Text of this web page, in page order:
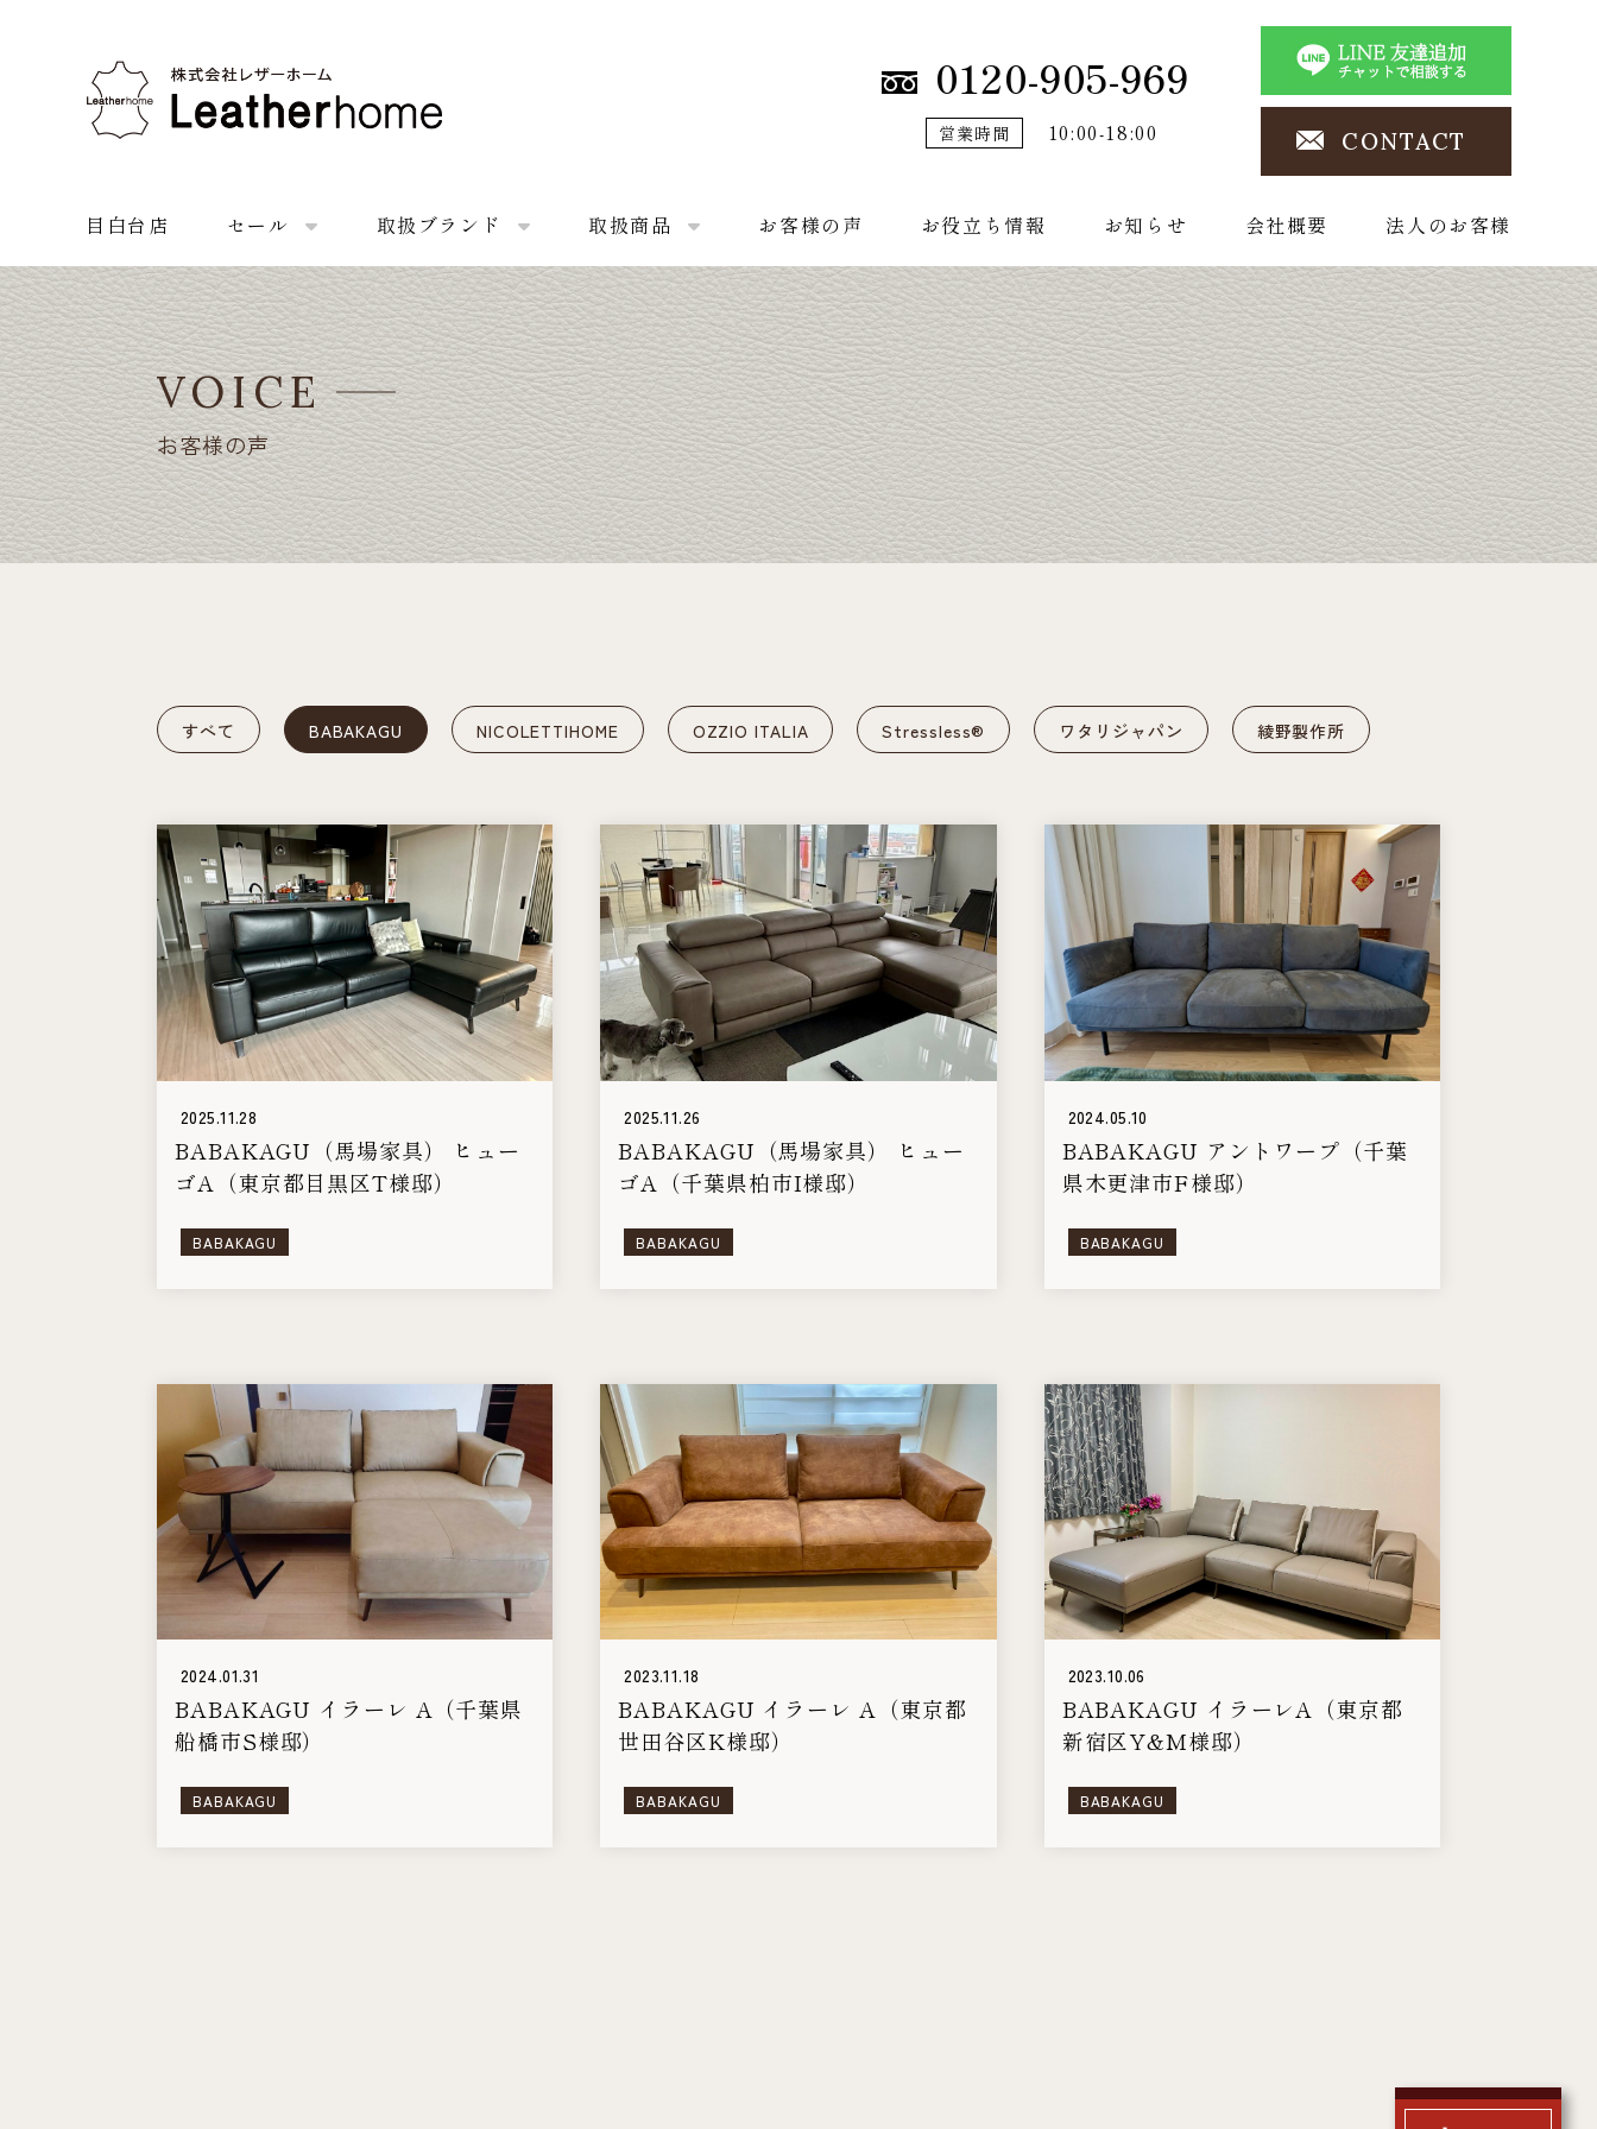
株式会社レザーホーム 0120-905-969
営業時間 10:00-18:00 CONTACT
目白台店 セール 取扱ブランド 取扱商品 お客様の声 お役立ち情報 お知らせ 会社概要 法人のお客様
VOICE
お客様の声
すべて BABAKAGU NICOLETTIHOME OZZIO ITALIA Stressless® ワタリジャパン 綾野製作所
2025.11.28
BABAKAGU（馬場家具） ヒュー
ゴA（東京都目黒区T様邸）
BABAKAGU
2025.11.26
BABAKAGU（馬場家具） ヒュー
ゴA（千葉県柏市I様邸）
BABAKAGU
2024.05.10
BABAKAGU アントワープ（千葉
県木更津市F様邸）
BABAKAGU
2024.01.31
BABAKAGU イラーレ A（千葉県
船橋市S様邸）
BABAKAGU
2023.11.18
BABAKAGU イラーレ A（東京都
世田谷区K様邸）
BABAKAGU
2023.10.06
BABAKAGU イラーレA（東京都
新宿区Y&M様邸）
BABAKAGU